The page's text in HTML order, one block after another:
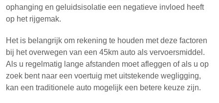
ophanging en geluidsisolatie een negatieve invloed heeft
op het rijgemak.
Het is belangrijk om rekening te houden met deze factoren
bij het overwegen van een 45km auto als vervoersmiddel.
Als u regelmatig lange afstanden moet afleggen of als u op
zoek bent naar een voertuig met uitstekende wegligging,
kan een traditionele auto mogelijk een betere keuze zijn.